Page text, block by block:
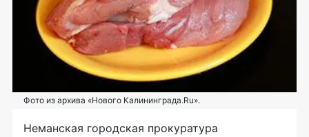
Фото из архива «Нового Калининграда.Ru».
Неманская городская прокуратура